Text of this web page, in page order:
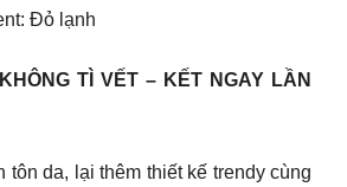
Đỏ lạnh
TÌ VẾT – KẾT NGAY LẦN
tôn da, lại thêm thiết kế trendy cùng